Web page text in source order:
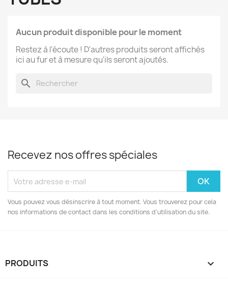
Aucun produit disponible pour le moment
Restez à l'écoute ! D'autres produits seront affichés
ici au fur et à mesure qu'ils seront ajoutés.
search
Recevez nos offres spéciales
Vous pouvez vous désinscrire à tout moment. Vous trouverez pour cela
nos informations de contact dans les conditions d'utilisation du site.
PRODUITS 